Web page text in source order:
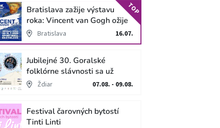
Bratislava zažije výstavu
roka: Vincent van Gogh ožije
v unikátnej imerzívnej šou!
Bratislava 16.07.
TOP
Jubilejné 30. Goralské
folklórne slávnosti sa už
blížiaŽdiar 07.08. - 09.08.
Festival čarovných bytostí
Tinti Linti